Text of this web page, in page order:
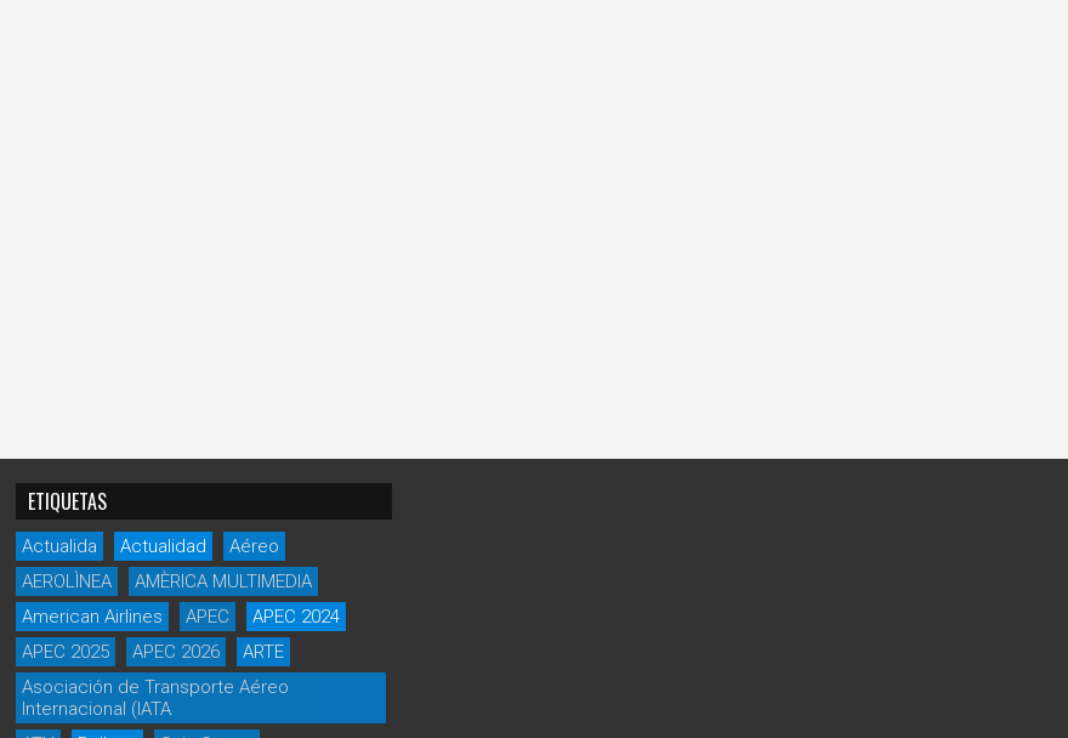
ETIQUETAS
Actualida Actualidad
Aéreo
AEROLÌNEA
AMÈRICA MULTIMEDIA
American Airlines
APEC
APEC 2024
APEC 2025
APEC 2026
ARTE
Asociación de Transporte Aéreo
Internacional (IATA